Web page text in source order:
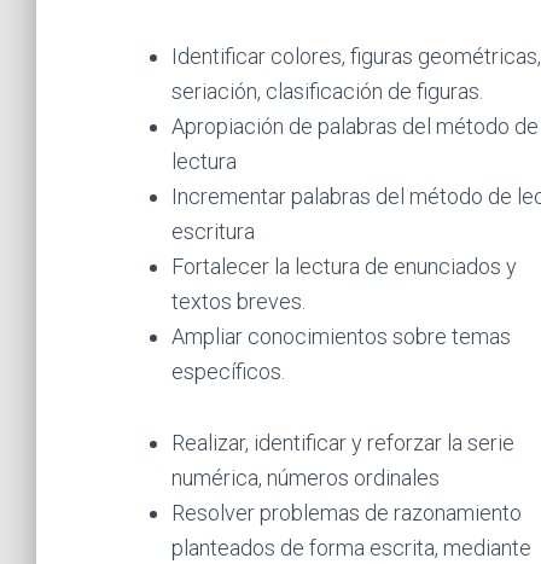
Identificar colores, figuras geométricas,
seriación, clasificación de figuras.
Apropiación de palabras del método de
lectura
Incrementar palabras del método de
escritura
Fortalecer la lectura de enunciados y
textos breves.
Ampliar conocimientos sobre temas
específicos.
Realizar, identificar y reforzar la serie
numérica, números ordinales
Resolver problemas de razonamiento
planteados de forma escrita, mediante